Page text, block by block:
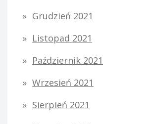
Grudzień 2021
Listopad 2021
Październik 2021
Wrzesień 2021
Sierpień 2021